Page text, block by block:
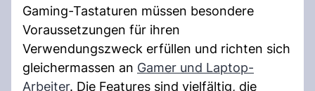
Gaming-Tastaturen müssen besondere
Voraussetzungen für ihren
Verwendungszweck erfüllen und richten sich
gleichermassen an Gamer und Laptop-
Arbeiter. Die Features sind vielfältig, die